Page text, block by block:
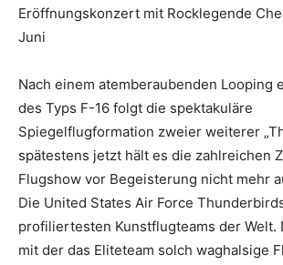
Eröffnungskonzert mit Rocklegende
Juni
Nach einem atemberaubenden Looping
des Typs F-16 folgt die spektakuläre
Spiegelflugformation zweier weiterer
spätestens jetzt hält es die zahlreichen
Flugshow vor Begeisterung nicht mehr
Die United States Air Force
profiliertesten Kunstflugteams der Welt.
mit der das Eliteteam solch waghalsige